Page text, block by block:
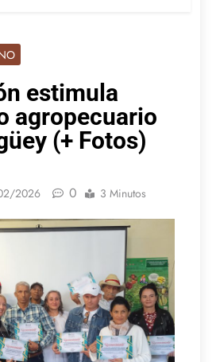
estimula
agropecuario
(+ Fotos)
2026 0 3 Minutos